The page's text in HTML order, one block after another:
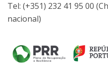
Tel: (+351) 232 41 95 00
nacional)